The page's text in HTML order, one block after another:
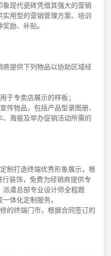
现代瓷砖凭借其强大的营销
用型的营销管理方案、培训
励、补贴。
提供下列物品以协助区域经
于专卖店展示的样板；
传物品，包括产品型录图册、
海报及举办促销活动所需的
制打造终端优秀形象展示，根
装饰，免费为经销商提供专
遣总部专业设计师全程跟
体化定制服务。
的终端门市，根据合同签订的